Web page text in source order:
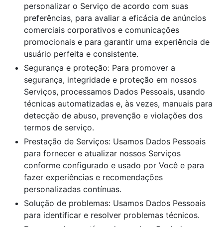
personalizar o Serviço de acordo com suas
preferências, para avaliar a eficácia de anúncios
comerciais corporativos e comunicações
promocionais e para garantir uma experiência de
usuário perfeita e consistente.
Segurança e proteção: Para promover a
segurança, integridade e proteção em nossos
Serviços, processamos Dados Pessoais, usando
técnicas automatizadas e, às vezes, manuais para
detecção de abuso, prevenção e violações dos
termos de serviço.
Prestação de Serviços: Usamos Dados Pessoais
para fornecer e atualizar nossos Serviços
conforme configurado e usado por Você e para
fazer experiências e recomendações
personalizadas contínuas.
Solução de problemas: Usamos Dados Pessoais
para identificar e resolver problemas técnicos.